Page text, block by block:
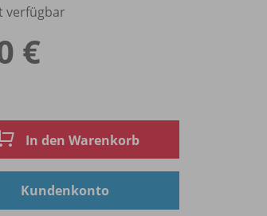
verfügbar
€
In den Warenkorb
Kundenkonto